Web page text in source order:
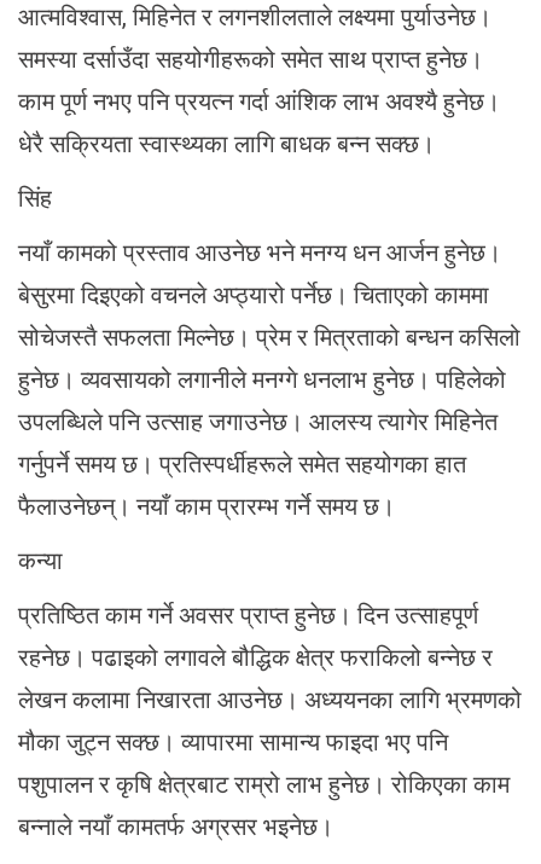
आत्मविश्वास, मिहिनेत र लगनशीलताले लक्ष्यमा पुर्याउनेछ।
समस्या दर्साउँदा सहयोगीहरूको समेत साथ प्राप्त हुनेछ।
काम पूर्ण नभए पनि प्रयत्न गर्दा आंशिक लाभ अवश्यै हुनेछ।
धेरै सक्रियता स्वास्थ्यका लागि बाधक बन्न सक्छ।
सिंह
नयाँ कामको प्रस्ताव आउनेछ भने मनग्य धन आर्जन हुनेछ।
बेसुरमा दिइएको वचनले अप्ठ्यारो पर्नेछ। चिताएको काममा
सोचेजस्तै सफलता मिल्नेछ। प्रेम र मित्रताको बन्धन कसिलो
हुनेछ। व्यवसायको लगानीले मनग्गे धनलाभ हुनेछ। पहिलेको
उपलब्धिले पनि उत्साह जगाउनेछ। आलस्य त्यागेर मिहिनेत
गर्नुपर्ने समय छ। प्रतिस्पर्धीहरूले समेत सहयोगका हात
फैलाउनेछन्। नयाँ काम प्रारम्भ गर्ने समय छ।
कन्या
प्रतिष्ठित काम गर्ने अवसर प्राप्त हुनेछ। दिन उत्साहपूर्ण
रहनेछ। पढाइको लगावले बौद्धिक क्षेत्र फराकिलो बन्नेछ र
लेखन कलामा निखारता आउनेछ। अध्ययनका लागि भ्रमणको
मौका जुट्न सक्छ। व्यापारमा सामान्य फाइदा भए पनि
पशुपालन र कृषि क्षेत्रबाट राम्रो लाभ हुनेछ। रोकिएका काम
बन्नाले नयाँ कामतर्फ अग्रसर भइनेछ।